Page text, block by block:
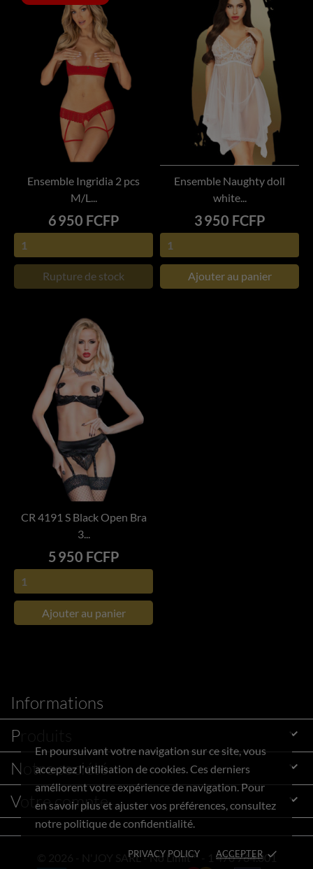
En poursuivant votre navigation sur ce site, vous
acceptez l'utilisation de cookies. Ces derniers
améliorent votre expérience de navigation. Pour
en savoir plus et ajuster vos préférences, consultez
notre politique de confidentialité.
PRIVACY POLICY ACCEPTER done
Ensemble Ingridia 2 pcs
M/L...
Prix
6 950 FCFP
Rupture de stock
Ensemble Naughty doll
white...
Prix
3 950 FCFP
Ajouter au panier
CR 4191 S Black Open Bra
3...
Prix
5 950 FCFP
Ajouter au panier
Informations
Produits

Notre société 
Votre compte 
© 2026 - N'JOY SARL - No Limit™ - 1 470 764.001